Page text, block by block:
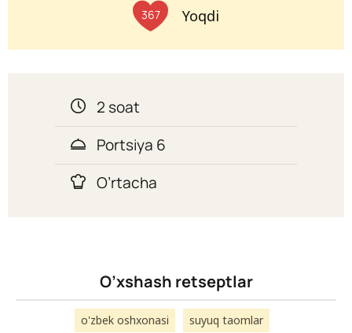
367 Yoqdi
2 soat
Portsiya 6
O’rtacha
O’xshash retseptlar
o'zbek oshxonasi suyuq taomlar